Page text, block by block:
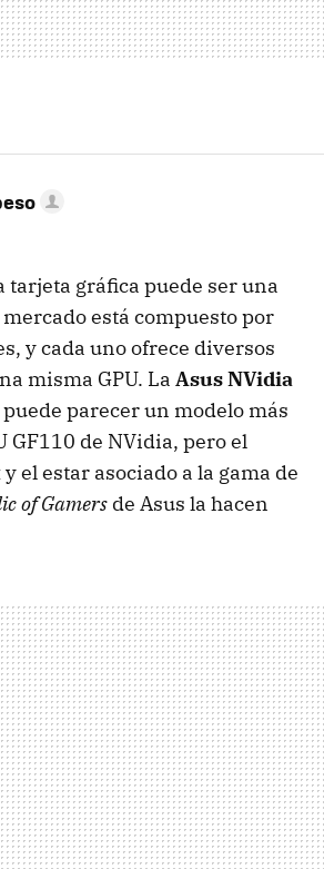
tarjeta gráfica puede ser una
está compuesto por
y cada uno ofrece diversos
misma GPU. La Asus NVidia
puede parecer un modelo más
GF110 de NVidia, pero el
y el estar asociado a la gama de
of Gamers de Asus la hacen